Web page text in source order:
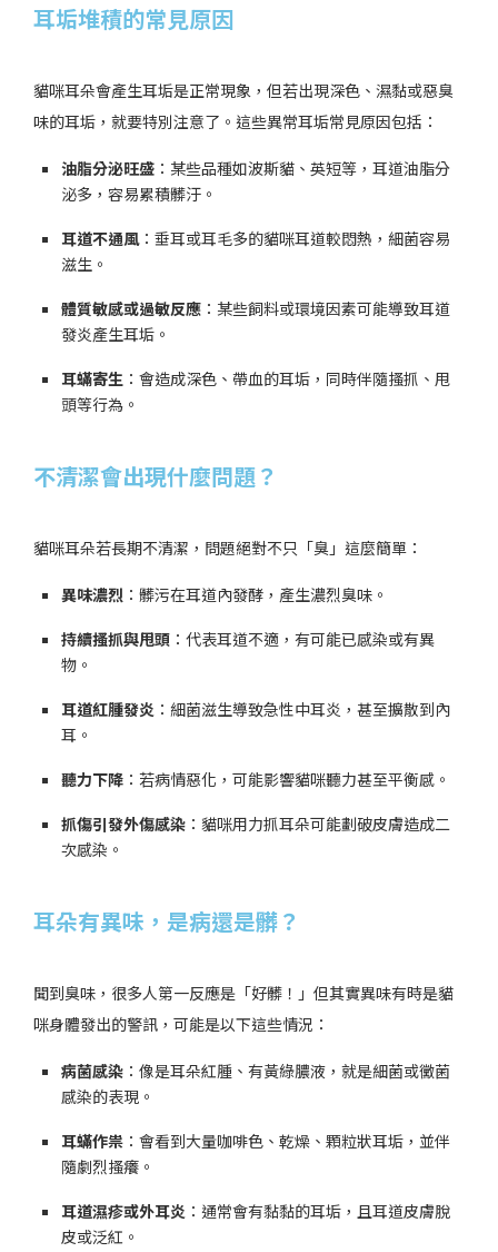
耳垢堆積的常見原因
貓咪耳朵會產生耳垢是正常現象，但若出現深色、濕黏或惡臭
味的耳垢，就要特別注意了。這些異常耳垢常見原因包括：
油脂分泌旺盛 ：某些品種如波斯貓、英短等，耳道油脂分
泌多，容易累積髒汙。
耳道不通風：垂耳或耳毛多的貓咪耳道較悶熱，細菌容易
滋生。
體質敏感或過敏反應 ：某些飼料或環境因素可能導致耳道
發炎產生耳垢。
耳蟎寄生 ：會造成深色、帶血的耳垢，同時伴隨搔抓、甩
頭等行為。
不清潔會出現什麼問題？
貓咪耳朵若長期不清潔，問題絕對不只「臭」這麼簡單：
異味濃烈 ：髒污在耳道內發酵，產生濃烈臭味。
持續搔抓與甩頭 ：代表耳道不適，有可能已感染或有異
物。
耳道紅腫發炎 ：細菌滋生導致急性中耳炎，甚至擴散到內
耳。
聽力下降 ：若病情惡化，可能影響貓咪聽力甚至平衡感。
抓傷引發外傷感染 ：貓咪用力抓耳朵可能劃破皮膚造成二
次感染。
耳朵有異味，是病還是髒？
聞到臭味，很多人第一反應是「好髒！」但其實異味有時是貓
咪身體發出的警訊，可能是以下這些情況：
病菌感染 ：像是耳朵紅腫、有黃綠膿液，就是細菌或黴菌
感染的表現。
耳蟎作祟 ：會看到大量咖啡色、乾燥、顆粒狀耳垢，並伴
隨劇烈搔癢。
耳道濕疹或外耳炎 ：通常會有黏黏的耳垢，且耳道皮膚脫
皮或泛紅。